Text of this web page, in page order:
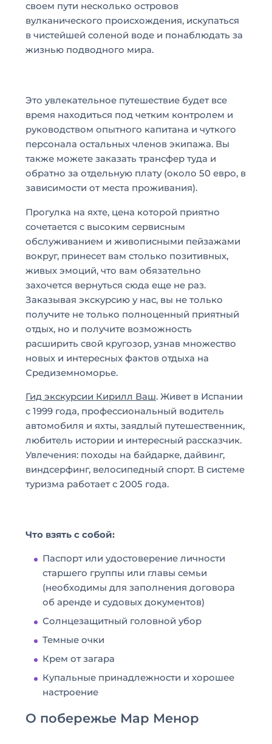
своем пути несколько островов
вулканического происхождения, искупаться
в чистейшей соленой воде и понаблюдать за
жизнью подводного мира.
Это увлекательное путешествие будет все
время находиться под четким контролем и
руководством опытного капитана и чуткого
персонала остальных членов экипажа. Вы
также можете заказать трансфер туда и
обратно за отдельную плату (около 50 евро, в
зависимости от места проживания).
Прогулка на яхте, цена которой приятно
сочетается с высоким сервисным
обслуживанием и живописными пейзажами
вокруг, принесет вам столько позитивных,
живых эмоций, что вам обязательно
захочется вернуться сюда еще не раз.
Заказывая экскурсию у нас, вы не только
получите не только полноценный приятный
отдых, но и получите возможность
расширить свой кругозор, узнав множество
новых и интересных фактов отдыха на
Средиземноморье.
Гид экскурсии Кирилл Ваш. Живет в Испании
с 1999 года, профессиональный водитель
автомобиля и яхты, заядлый путешественник,
любитель истории и интересный рассказчик.
Увлечения: походы на байдарке, дайвинг,
виндсерфинг, велосипедный спорт. В системе
туризма работает с 2005 года.
Что взять с собой:
Паспорт или удостоверение личности
старшего группы или главы семьи
(необходимы для заполнения договора
об аренде и судовых документов)
Солнцезащитный головной убор
Темные очки
Крем от загара
Купальные принадлежности и хорошее
настроение
О побережье Мар Менор